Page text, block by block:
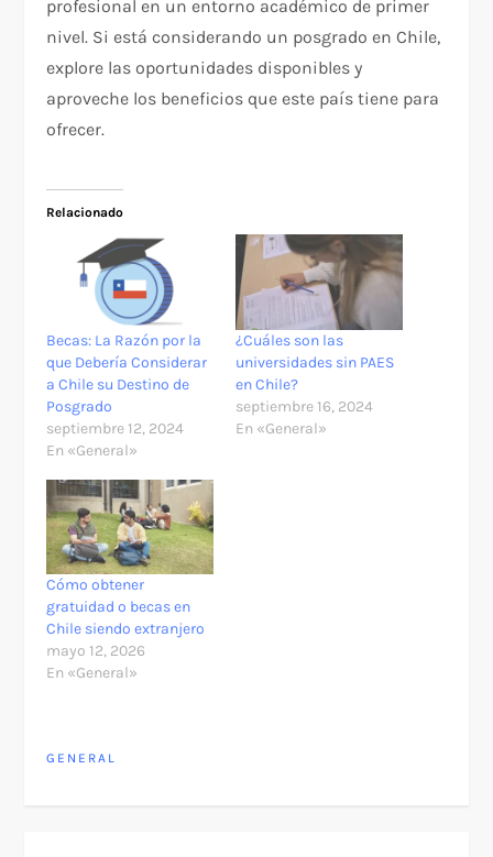
profesional en un entorno académico de primer
nivel. Si está considerando un posgrado en Chile,
explore las oportunidades disponibles y
aproveche los beneficios que este país tiene para
ofrecer.
Relacionado
Becas: La Razón por la
que Debería Considerar
a Chile su Destino de
Posgrado
septiembre 12, 2024
En «General»
¿Cuáles son las
universidades sin PAES
en Chile?
septiembre 16, 2024
En «General»
Cómo obtener
gratuidad o becas en
Chile siendo extranjero
mayo 12, 2026
En «General»
GENERAL